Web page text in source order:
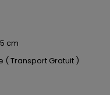
cm
( Transport Gratuit )